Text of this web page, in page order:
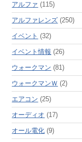
アルファ (115)
アルファレンズ (250)
イベント (32)
イベント情報 (26)
ウォークマン (81)
ウォークマンＷ (2)
エアコン (25)
オーディオ (17)
オール電化 (9)